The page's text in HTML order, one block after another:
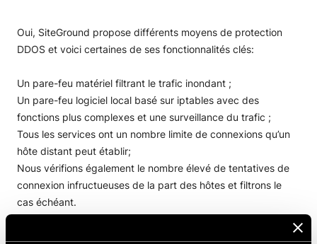
Oui, SiteGround propose différents moyens de protection
DDOS et voici certaines de ses fonctionnalités clés:
Un pare-feu matériel filtrant le trafic inondant ;
Un pare-feu logiciel local basé sur iptables avec des
fonctions plus complexes et une surveillance du trafic ;
Tous les services ont un nombre limite de connexions qu’un
hôte distant peut établir;
Nous vérifions également le nombre élevé de tentatives de
connexion infructueuses de la part des hôtes et filtrons le
cas échéant.